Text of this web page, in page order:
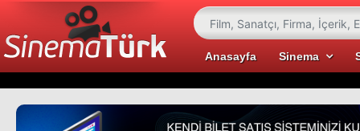
Anasayfa Sinema